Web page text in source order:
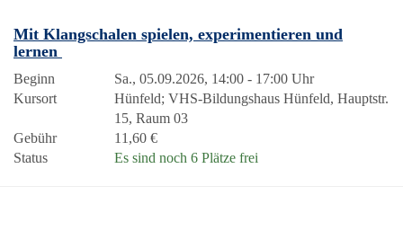
Mit Klangschalen spielen, experimentieren und
lernen
Beginn
Sa., 05.09.2026, 14:00 - 17:00 Uhr
Kursort
Hünfeld; VHS-Bildungshaus Hünfeld, Hauptstr.
15, Raum 03
Gebühr
11,60 €
Status
Es sind noch 6 Plätze frei